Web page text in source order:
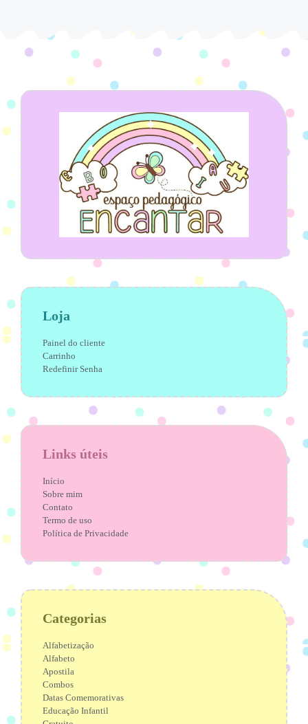
Loja
Painel do cliente
Carrinho
Redefinir Senha
Links úteis
Início
Sobre mim
Contato
Termo de uso
Política de Privacidade
Categorias
Alfabetização
Alfabeto
Apostila
Combos
Datas Comemorativas
Educação Infantil